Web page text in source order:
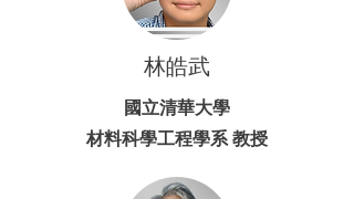
林皓武
國立清華大學
材料科學工程學系 教授